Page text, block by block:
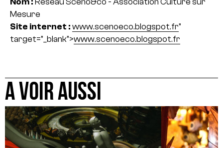
Mesure
Site internet : www.scenoeco.blogspot.fr"
target="_blank">www.scenoeco.blogspot.fr
A VOIR AUSSI